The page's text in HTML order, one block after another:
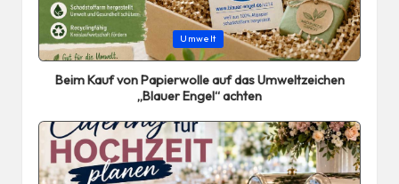
Posted
in
Umwelt
Beim Kauf von Papierwolle auf das Umweltzeichen
„Blauer Engel“ achten